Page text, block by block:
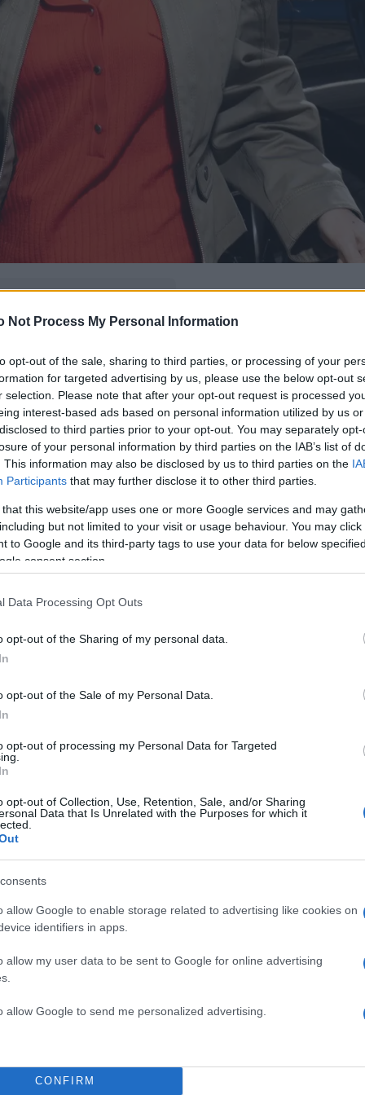
Not Process My Personal Information
opt-out of the sale, sharing to third parties, or processing of your
for targeted advertising by us, please use the below opt-out
selection. Please note that after your opt-out request is processed
interest-based ads based on personal information utilized by us
to third parties prior to your opt-out. You may separately
of your personal information by third parties on the IAB’s list of
This information may also be disclosed by us to third parties on the
Participants that may further disclose it to other third parties.
that this website/app uses one or more Google services and may
but not limited to your visit or usage behaviour. You may
to Google and its third-party tags to use your data for below
consent section.
Data Processing Opt Outs
opt-out of the Sharing of my personal data.
opt-out of the Sale of my Personal Data.
opt-out of processing my Personal Data for Targeted
opt-out of Collection, Use, Retention, Sale, and/or Sharing
Data that Is Unrelated with the Purposes for which it
allow Google to enable storage related to advertising like cookies on
identifiers in apps.
allow my user data to be sent to Google for online advertising
allow Google to send me personalized advertising.
CONFIRM
πιο συχνά
συνήθως με παστέλ
looks. Φέτος όμως ο καιρός
μας κινείται ακόμη σε
σημαίνει πως το spring
αντίθετο. Το ζητούμενο
συνδυασμοί που ισορροπούν
Και ηDemi Moore
Film Festival σε ένα off-
χρώματα μπορούν να
σωστά.
κόκκινο.